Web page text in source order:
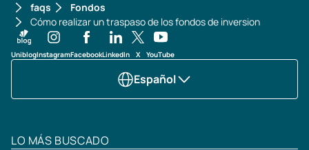
faqs
Fondos
Cómo realizar un traspaso de los fondos de inversion
UniblogInstagramFacebookLinkedIn X YouTube
Español
LO MÁS BUSCADO